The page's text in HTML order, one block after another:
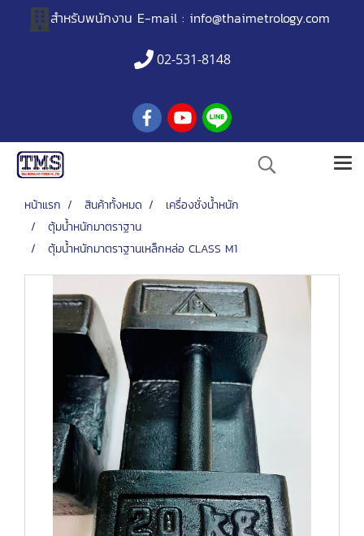
สำหรับพนักงาน E-mail : info@thaimetrology.com
02-531-8148
หน้าแรก สินค้าทั้งหมด
เครื่องชั่งน้ำหนัก
ตุ้มน้ำหนักมาตราฐาน
ตุ้มน้ำหนักมาตราฐานเหล็กหล่อ CLASS M1